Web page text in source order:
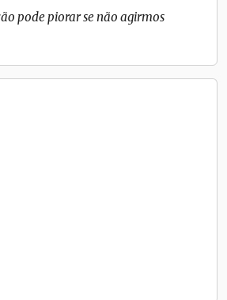
pode piorar se não agirmos